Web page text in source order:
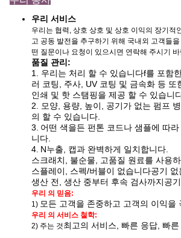
우리 서비스
우리는 협력, 상호 상호 및 상호 이익의 장기적
고 공동 발전을 추구하기 위해 국내외 고객들
떤 질문이나 요청이 있으시면 연락해 주시기
품질 관리:
1. 우리는 처리 할 수 있습니다f를 포함
러 코팅, 주사, UV 코팅 및 금속화 등 또
인쇄 및 핫 스탬핑을 제공 할 수 있습니
2. 모양, 용량, 높이, 공기가 없는 펌프
의 할 수 있습니다.
3. 어떤 색을든 펀톤 코드나 샘플에 따
니다.
4. N누출, 캡과 완벽하게 일치합니다.
스크래치, 불순물, 고품질 원료를 사용
스플레이, 스펙/버블이 없습니다공기 없
생산 전, 생산 중부터 후속 검사까지공
우리 의 믿음:
1) 모든 고객을 존중하고 고객의 이익을
우리 의 서비스 철학:
2) 주는 것최고의 서비스, 빠른 응답, 빠